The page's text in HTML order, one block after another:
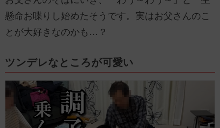
懸命お喋りし始めたそうです。実はお父さんのこ
とが大好きなのかも…？
ツンデレなところが可愛い